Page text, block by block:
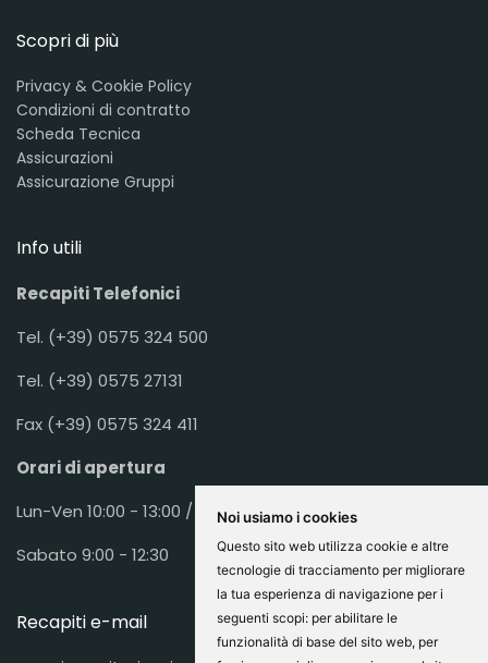
Noi usiamo i cookies
Questo sito web utilizza cookie e altre
tecnologie di tracciamento per migliorare
la tua esperienza di navigazione per i
seguenti scopi: per abilitare le
funzionalità di base del sito web, per
Scopri di più
Privacy & Cookie Policy
Condizioni di contratto
Scheda Tecnica
Assicurazioni
Assicurazione Gruppi
Info utili
Recapiti Telefonici
Tel. (+39) 0575 324 500
Tel. (+39) 0575 27131
Fax (+39) 0575 324 411
Orari di apertura
Lun-Ven 10:00 - 13:00 / 16:00 - 19:30
Sabato 9:00 - 12:30
Recapiti e-mail